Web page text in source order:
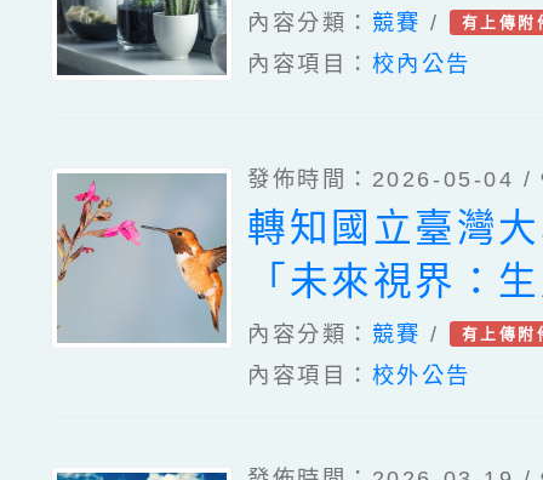
內容分類： 競賽 / 有上傳附
內容項目： 校內公告
發佈時間：2026-05-04 /
轉知國立臺灣
「未來視界：
作競賽」活動
內容分類： 競賽 / 有上傳附
內容項目： 校外公告